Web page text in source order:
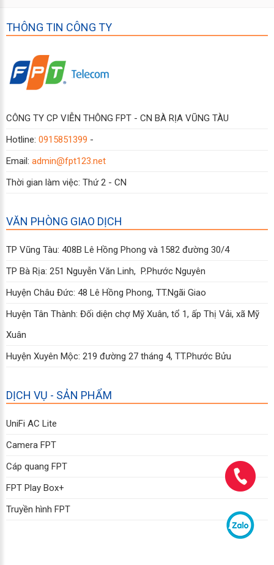
THÔNG TIN CÔNG TY
CÔNG TY CP VIỄN THÔNG FPT - CN BÀ RỊA VŨNG TÀU
Hotline: 0915851399 -
Email: admin@fpt123.net
Thời gian làm việc: Thứ 2 - CN
VĂN PHÒNG GIAO DỊCH
TP Vũng Tàu: 408B Lê Hồng Phong và 1582 đường 30/4
TP Bà Rịa: 251 Nguyễn Văn Linh, P.Phước Nguyên
Huyện Châu Đức: 48 Lê Hồng Phong, TT.Ngãi Giao
Huyện Tân Thành: Đối diện chợ Mỹ Xuân, tổ 1, ấp Thị Vải, xã Mỹ
Xuân
Huyện Xuyên Mộc: 219 đường 27 tháng 4, TT.Phước Bửu
DỊCH VỤ - SẢN PHẨM
UniFi AC Lite
Camera FPT
Cáp quang FPT
FPT Play Box+
Truyền hình FPT